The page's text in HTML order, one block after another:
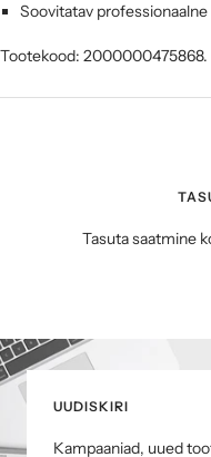
Soovitatav professionaalne
Tootekood: 2000000475868.
Tasuta saatmine
UUDISKIRI
Kampaaniad, uued